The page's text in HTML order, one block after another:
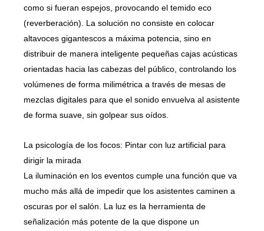
como si fueran espejos, provocando el temido eco
(reverberación). La solución no consiste en colocar
altavoces gigantescos a máxima potencia, sino en
distribuir de manera inteligente pequeñas cajas acústicas
orientadas hacia las cabezas del público, controlando los
volúmenes de forma milimétrica a través de mesas de
mezclas digitales para que el sonido envuelva al asistente
de forma suave, sin golpear sus oídos.
La psicología de los focos: Pintar con luz artificial para
dirigir la mirada
La iluminación en los eventos cumple una función que va
mucho más allá de impedir que los asistentes caminen a
oscuras por el salón. La luz es la herramienta de
señalización más potente de la que dispone un